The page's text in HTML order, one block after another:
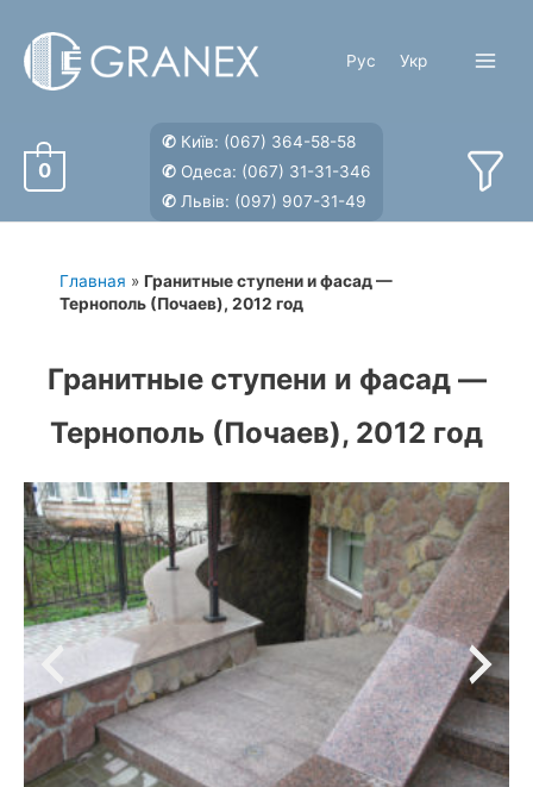
содержимому
Рус Укр
0
✆ Київ: (067) 364-58-58
✆ Одеса: (067) 31-31-346
✆ Львів: (097) 907-31-49
Главная » Гранитные ступени и фасад —
Тернополь (Почаев), 2012 год
Гранитные ступени и фасад —
Тернополь (Почаев), 2012 год